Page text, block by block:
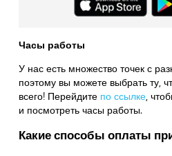
Часы работы
У нас есть множество точек с
поэтому вы можете выбрать ту,
всего! Перейдите по ссылке,
и посмотреть часы работы.
Какие способы оплаты